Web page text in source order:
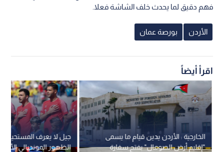
فهم دقيق لما يحدث خلف الشاشة فعلا.
الأردن بورصة عمان
اقرأ أيضاً
جيل لا يعرف المستحيل..
الظهور المونديالي الأول
الخارجية : الأردن يدين قيام ما يسمى
"إقليم أرض الصومال" بفتح سفارة